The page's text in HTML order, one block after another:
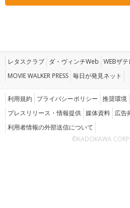
レタスクラブ ダ・ヴィンチWeb WEBザ
MOVIE WALKER PRESS 毎日が発見ネット
利用規約 プライバシーポリシー 推奨環境
プレスリリース・情報提供 媒体資料 広告
利用者情報の外部送信について
©KADOKAWA